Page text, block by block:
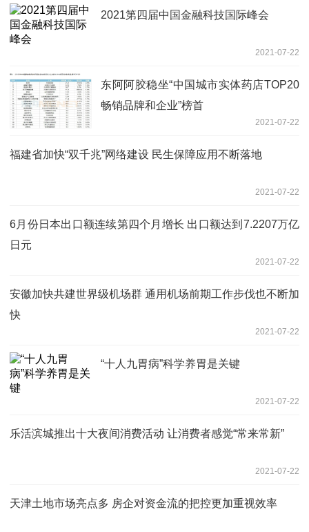
2021第四届中国金融科技国际峰会
2021-07-22
东阿阿胶稳坐“中国城市实体药店TOP20
畅销品牌和企业”榜首
2021-07-22
福建省加快“双千兆”网络建设 民生保障应用不断落地
2021-07-22
6月份日本出口额连续第四个月增长 出口额达到7.2207万亿
日元
2021-07-22
安徽加快共建世界级机场群 通用机场前期工作步伐也不断加
快
2021-07-22
“十人九胃病”科学养胃是关键
2021-07-22
乐活滨城推出十大夜间消费活动 让消费者感觉“常来常新”
2021-07-22
天津土地市场亮点多 房企对资金流的把控更加重视效率